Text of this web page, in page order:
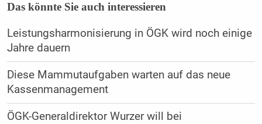
Das könnte Sie auch interessieren
Leistungsharmonisierung in ÖGK wird noch einige
Jahre dauern
Diese Mammutaufgaben warten auf das neue
Kassenmanagement
ÖGK-Generaldirektor Wurzer will bei